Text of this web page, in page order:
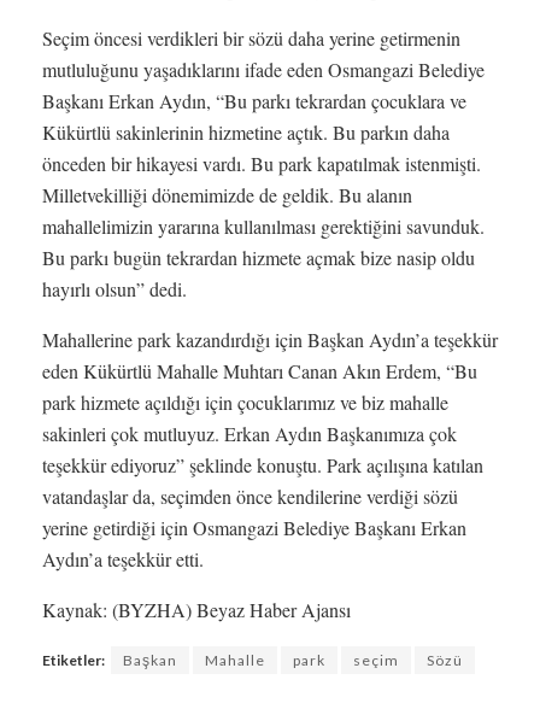
Seçim öncesi verdikleri bir sözü daha yerine getirmenin
mutluluğunu yaşadıklarını ifade eden Osmangazi Belediye
Başkanı Erkan Aydın, “Bu parkı tekrardan çocuklara ve
Kükürtlü sakinlerinin hizmetine açtık. Bu parkın daha
önceden bir hikayesi vardı. Bu park kapatılmak istenmişti.
Milletvekilliği dönemimizde de geldik. Bu alanın
mahallelimizin yararına kullanılması gerektiğini savunduk.
Bu parkı bugün tekrardan hizmete açmak bize nasip oldu
hayırlı olsun” dedi.
Mahallerine park kazandırdığı için Başkan Aydın’a teşekkür
eden Kükürtlü Mahalle Muhtarı Canan Akın Erdem, “Bu
park hizmete açıldığı için çocuklarımız ve biz mahalle
sakinleri çok mutluyuz. Erkan Aydın Başkanımıza çok
teşekkür ediyoruz” şeklinde konuştu. Park açılışına katılan
vatandaşlar da, seçimden önce kendilerine verdiği sözü
yerine getirdiği için Osmangazi Belediye Başkanı Erkan
Aydın’a teşekkür etti.
Kaynak: (BYZHA) Beyaz Haber Ajansı
Etiketler: Başkan Mahalle park seçim Sözü